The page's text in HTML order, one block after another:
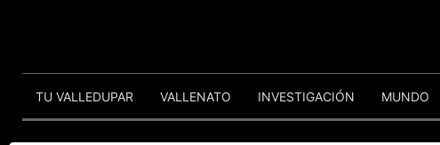
TU VALLEDUPAR VALLENATO INVESTIGACIÓN MUNDO